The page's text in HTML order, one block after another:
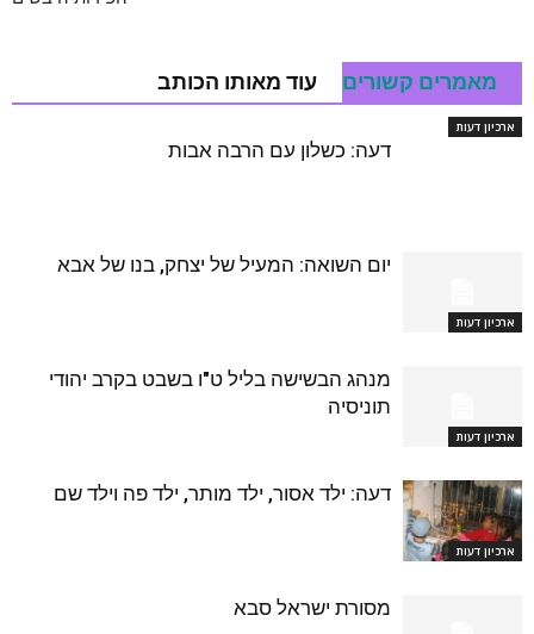
מאמרים קשורים עוד מאותו הכותב
ארכיון דעות
דעה: כשלון עם הרבה אבות
ארכיון דעות
יום השואה: המעיל של יצחק, בנו של אבא
ארכיון דעות
מנהג הבשישה בליל ט"ו בשבט בקרב יהודי
תוניסיה
ארכיון דעות
דעה: ילד אסור, ילד מותר, ילד פה וילד שם
מסורת ישראל סבא